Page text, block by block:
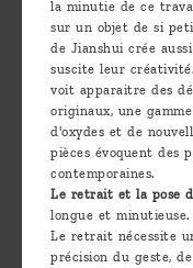
message
la minutie de ce
sur un objet de si
de Jianshui crée
suscite leur
voit apparaitre des
originaux, une
d'oxydes et de
pièces évoquent des
contemporaines.
Le retrait et la pose
longue et minutieuse.
Le retrait nécessite
précision du geste,